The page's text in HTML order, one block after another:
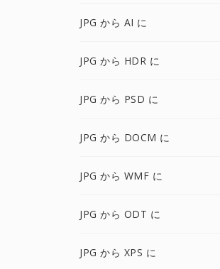
JPG から AI に
JPG から HDR に
JPG から PSD に
JPG から DOCM に
JPG から WMF に
JPG から ODT に
JPG から XPS に